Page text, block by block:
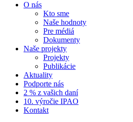
O nás
Kto sme
Naše hodnoty
Pre médiá
Dokumenty
Naše projekty
Projekty
Publikácie
Aktuality
Podporte nás
2 % z vašich daní
10. výročie IPAO
Kontakt